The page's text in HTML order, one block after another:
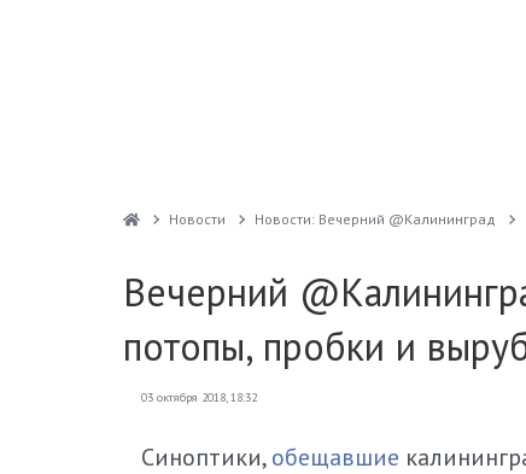
Новости Новости: Вечерний @Калининград
Вечерний
потопы, пробки и
03 октября 2018, 18:32
Синоптики,обещавшие